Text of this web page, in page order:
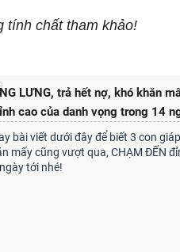
tính chất tham khảo!
LƯNG, trả hết nợ, khó khăn
cao của danh vọng trong 14
bài viết dưới đây để biết 3 con
mấy cũng vượt qua, CHẠM ĐẾN
tới nhé!